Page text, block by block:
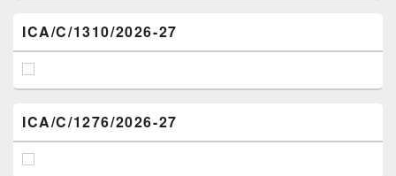
ICA/C/1310/2026-27
ICA/C/1276/2026-27